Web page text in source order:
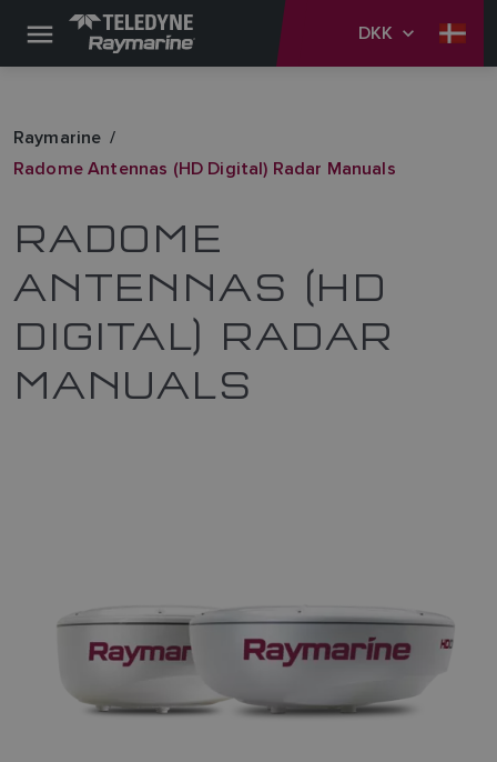
DKK
Raymarine
Radome Antennas (HD Digital) Radar Manuals
RADOME
ANTENNAS (HD
DIGITAL) RADAR
MANUALS